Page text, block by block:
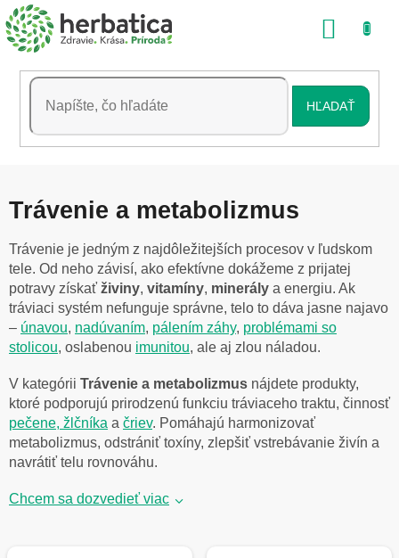
Prejsť
na
obsah
HĽADAŤ
Trávenie a metabolizmus
Trávenie je jedným z najdôležitejších procesov v ľudskom
tele. Od neho závisí, ako efektívne dokážeme z prijatej
potravy získať živiny, vitamíny, minerály a energiu. Ak
tráviaci systém nefunguje správne, telo to dáva jasne najavo
– únavou, nadúvaním, pálením záhy, problémami so
stolicou, oslabenou imunitou, ale aj zlou náladou.
V kategórii Trávenie a metabolizmus nájdete produkty,
ktoré podporujú prirodzenú funkciu tráviaceho traktu, činnosť
pečene, žlčníka a čriev. Pomáhajú harmonizovať
metabolizmus, odstrániť toxíny, zlepšiť vstrebávanie živín a
navrátiť telu rovnováhu.
Chcem sa dozvedieť viac